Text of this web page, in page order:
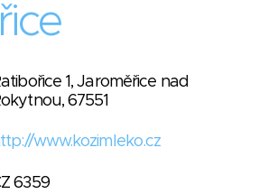
1, Jaroměřice nad
67551
www.kozimleko.cz
6359